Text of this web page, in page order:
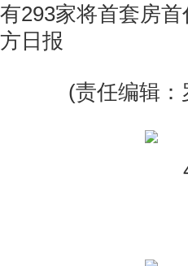
有293家将首套房
方日报
(责任编辑：